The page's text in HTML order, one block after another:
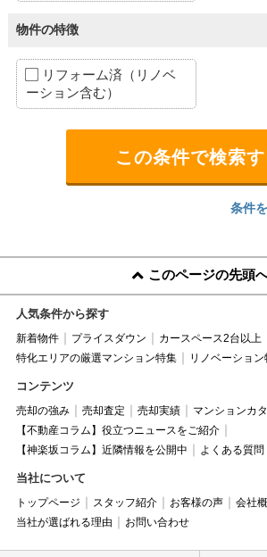
物件の特徴
リフォーム済（リノベ
ーション含む）
条件
このページの先頭
人気条件から探す
新着物件 プライスダウン
カースペース2台以上
特化エリアの厳選マンション特集
リノベーショ
コンテンツ
売却の強み 売却査定 売却実績
マンションカ
【不動産コラム】役立つニュースをご紹介
【神楽坂コラム】近隣情報を公開中
よくある質問
当社について
トップページ スタッフ紹介 お客様の声
会社
当社が選ばれる理由
お問い合わせ